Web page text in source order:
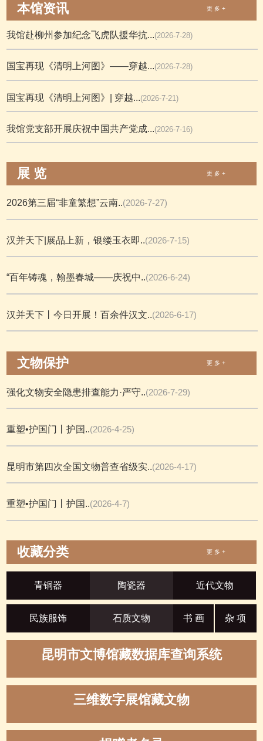
本馆资讯 更 多 +
我馆赴柳州参加纪念飞虎队援华抗...(2026-7-28)
国宝再现《清明上河图》——穿越...(2026-7-28)
国宝再现《清明上河图》| 穿越...(2026-7-21)
我馆党支部开展庆祝中国共产党成...(2026-7-16)
展 览 更 多 +
2026第三届“非童繁想”云南..(2026-7-27)
汉并天下|展品上新，银缕玉衣即..(2026-7-15)
“百年铸魂，翰墨春城——庆祝中..(2026-6-24)
汉并天下丨今日开展！百余件汉文..(2026-6-17)
文物保护 更 多 +
强化文物安全隐患排查能力·严守..(2026-7-29)
重塑•护国门丨护国..(2026-4-25)
昆明市第四次全国文物普查省级实..(2026-4-17)
重塑•护国门丨护国..(2026-4-7)
收藏分类 更 多 +
青铜器 陶瓷器 近代文物
民族服饰 石质文物 书 画 杂 项
昆明市文博馆藏数据库查询系统
三维数字展馆藏文物